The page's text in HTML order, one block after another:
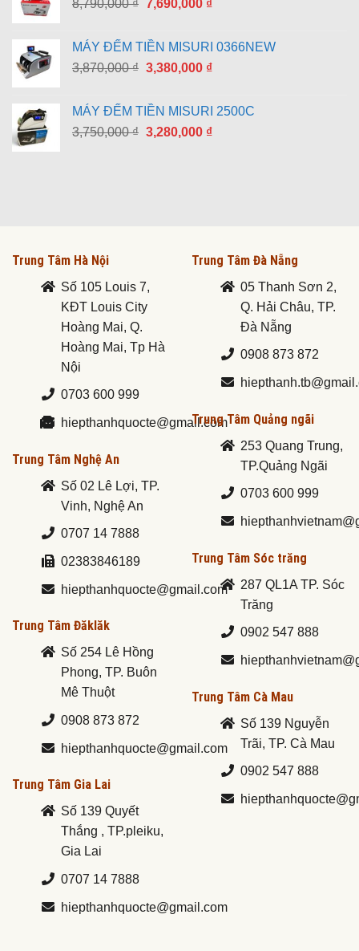
8,790,000₫
là:
8,790,000 ₫.
7,690,000 ₫
là:
7,690,000 ₫.
MÁY ĐẾM TIỀN MISURI 0366NEW
3,870,000₫ Giá
là:
3,870,000 ₫.
3,380,000 ₫Giá
là:
3,380,000 ₫.
MÁY ĐẾM TIỀN MISURI 2500C
3,750,000₫ Giá
3,280,000 ₫Giá
Trung Tâm Hà Nội
Số 105 Louis 7,
KĐT Louis City
Hoàng Mai, Q.
Hoàng Mai, Tp Hà
Nội
0703 600 999
hiepthanhquocte@gmail.com
Trung Tâm Nghệ An
Số 02 Lê Lợi, TP.
Vinh, Nghệ An
0707 14 7888
02383846189
hiepthanhquocte@gmail.com
Trung Tâm Đăklăk
Số 254 Lê Hồng
Phong, TP. Buôn
Mê Thuột
0908 873 872
hiepthanhquocte@gmail.com
Trung Tâm Gia Lai
Số 139 Quyết
Thắng , TP.pleiku,
Gia Lai
0707 14 7888
hiepthanhquocte@gmail.com
Trung Tâm Đà Nẵng
05 Thanh Sơn 2,
Q. Hải Châu, TP.
Đà Nẵng
0908 873 872
Trung Tâm Quảng ngãi
253 Quang Trung,
TP.Quảng Ngãi
0703 600 999
Trung Tâm Sóc trăng
287 QL1A TP. Sóc
Trăng
0902 547 888
Trung Tâm Cà Mau
Số 139 Nguyễn
Trãi, TP. Cà Mau
0902 547 888